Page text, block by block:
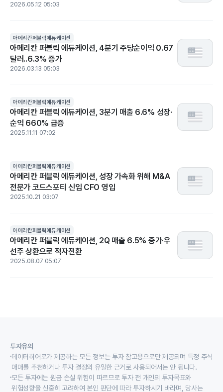
2026.05.12 05:03
아메리칸퍼블릭에듀케이션
아메리칸 퍼블릭 에듀케이션, 4분기 주당순이익 0.67
달러..6.3% 증가
2026.03.13 05:03
아메리칸퍼블릭에듀케이션
아메리칸 퍼블릭 에듀케이션, 3분기 매출 6.6% 성장·
순익 660% 급증
2025.11.11 07:02
아메리칸퍼블릭에듀케이션
아메리칸 퍼블릭 에듀케이션, 성장 가속화 위해 M&A
전문가 코드스포티 신임 CFO 영입
2025.10.21 03:07
아메리칸퍼블릭에듀케이션
아메리칸 퍼블릭 에듀케이션, 2Q 매출 6.5% 증가·우
선주 상환으로 적자전환
2025.08.07 05:07
투자유의
데이터히어로가 제공하는 모든 정보는 투자 참고용으로만 제공되며 특정 주식
매매를 추천하거나 투자 결정의 유일한 근거로 사용되어서는 안 됩니다.
모든 투자에는 원금 손실 위험이 따르므로 투자 전 개인의 투자목표와
위험성향을 신중히 고려하여 본인 판단에 따라 투자하시기 바라며, 당사는